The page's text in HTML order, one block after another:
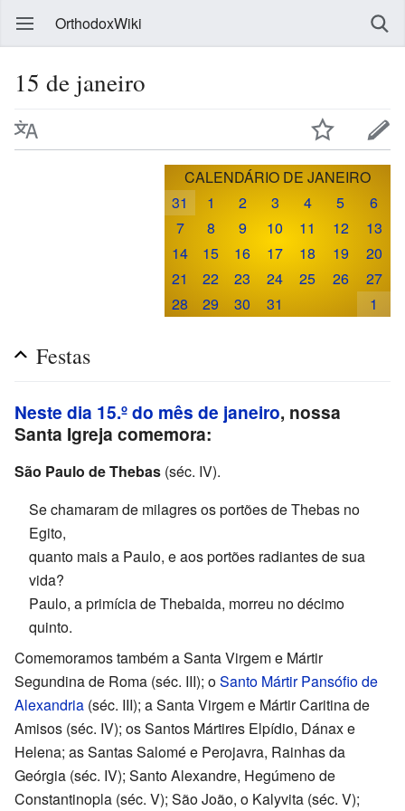
OrthodoxWiki
15 de janeiro
CALENDÁRIO DE JANEIRO
31
1 2 3 4 5
6
7
8 9 10 11 12
13
14
15 16 17 18 19
20
21
22 23 24 25 26
27
28
29 30 31 1
Festas
Neste dia 15.º do mês de janeiro, nossa
Santa Igreja comemora:
São Paulo de Thebas (séc. IV).
Se chamaram de milagres os portões de Thebas no
Egito,
quanto mais a Paulo, e aos portões radiantes de sua
vida?
Paulo, a primícia de Thebaida, morreu no décimo
quinto.
Comemoramos também a Santa Virgem e Mártir
Segundina de Roma (séc. III); oSanto Mártir Pansófio de
Alexandria (séc. III); a Santa Virgem e Mártir Caritina de
Amisos (séc. IV); os Santos Mártires Elpídio, Dánax e
Helena; as Santas Salomé e Perojavra, Rainhas da
Geórgia (séc. IV); Santo Alexandre, Hegúmeno de
Constantinopla (séc. V); São João, o Kalyvita (séc. V);